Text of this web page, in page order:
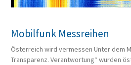
Mobilfunk Messreihen
Österreich wird vermessen Unter dem
Transparenz. Verantwortung“ wurden